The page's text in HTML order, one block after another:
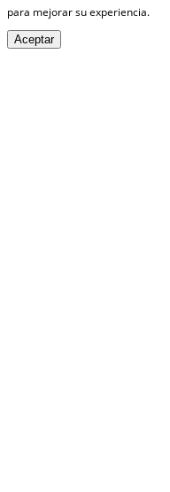
para mejorar su experiencia.
Aceptar